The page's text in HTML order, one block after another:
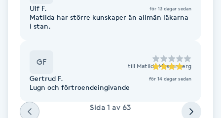
Extensions borttagning
Face framing
Faceliftmassage
Ulf F. för 13 dagar sedan
Matilda har större kunskaper än allmän läkarna
i stan.
GF till Matilda Mossenberg
Gertrud F. för 14 dagar sedan
Lugn och förtroendeingivande
Sida 1 av 63